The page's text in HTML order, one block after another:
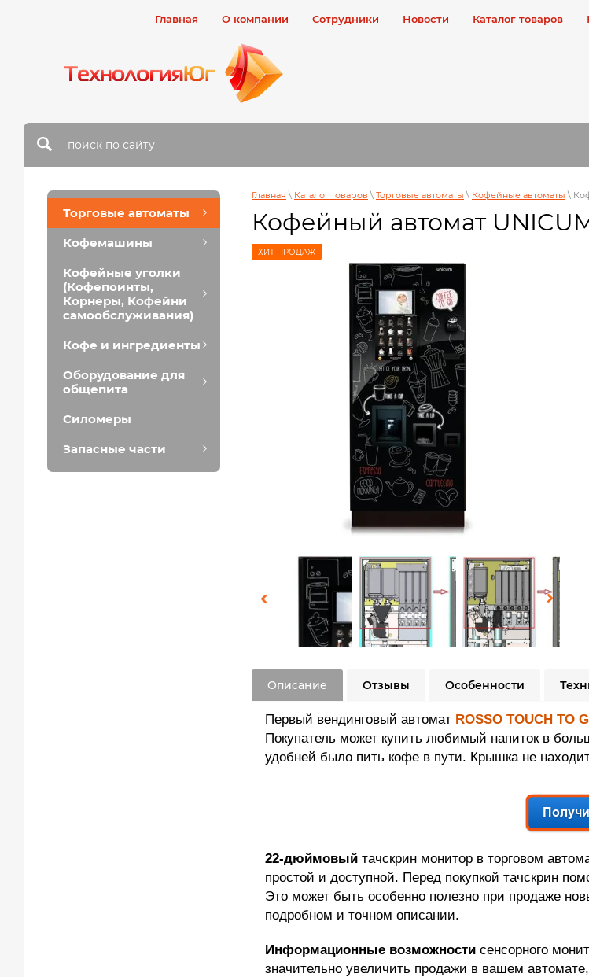
Главная О компании Сотрудники Новости Каталог товаров
Торговые автоматы
Кофемашины
Кофейные уголки
(Кофепоинты,
Корнеры, Кофейни
самообслуживания)
Кофе и ингредиенты
Оборудование для
общепита
Силомеры
Запасные части
Главная \ Каталог товаров \ Торговые автоматы \ Кофейные автоматы \
Кофейный автомат
ХИТ ПРОДАЖ
Описание Отзывы Особенности
Первый вендинговый автомат ROSSO TOUCH TO
Покупатель может купить любимый напиток в
удобней было пить кофе в пути. Крышка не
22-дюймовый тачскрин монитор в торговом
простой и доступной. Перед покупкой тачскрин
Это может быть особенно полезно при продаже
подробном и точном описании.
Информационные возможности сенсорного
значительно увеличить продажи в вашем